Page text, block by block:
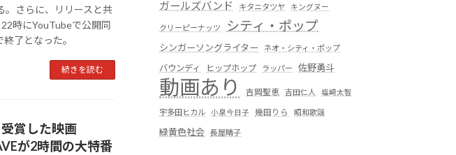
。さらに、リリースと共
時にYouTubeで公開同
了となった。
続きを読む
賞した映画
が2時間の大特番
ガールズバンド キタニタツヤ キングヌー
クリーピーナッツ シティ・ポップ
シンガーソングライター ネオ・シティ・ポップ
バウンディ ヒップホップ ラッパー 佐野勇斗
動画あり 吉岡聖恵 吉田仁人 塩﨑太智
宇多田ヒカル 小泉今日子 幾田りら 昭和歌謡
緑黄色社会 長屋晴子